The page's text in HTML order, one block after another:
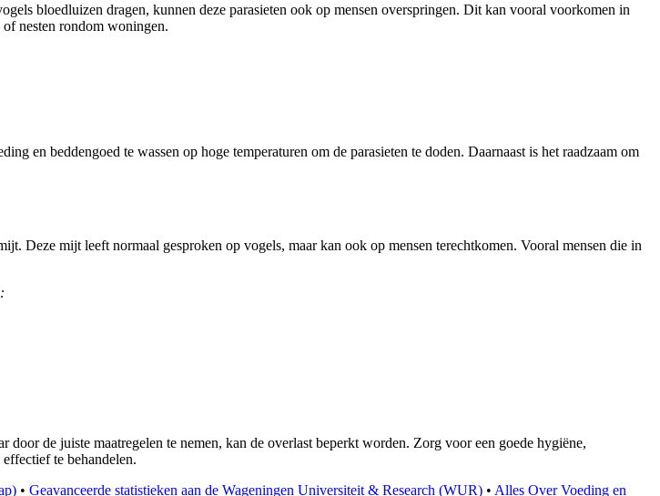
bloedluizen dragen, kunnen deze parasieten ook op mensen overspringen. Dit kan vooral voorkomen in
nesten rondom woningen.
en beddengoed te wassen op hoge temperaturen om de parasieten te doden. Daarnaast is het raadzaam om
Deze mijt leeft normaal gesproken op vogels, maar kan ook op mensen terechtkomen. Vooral mensen die in
de juiste maatregelen te nemen, kan de overlast beperkt worden. Zorg voor een goede hygiëne,
te behandelen.
• Geavanceerde statistieken aan de Wageningen Universiteit & Research (WUR) • Alles Over Voeding en